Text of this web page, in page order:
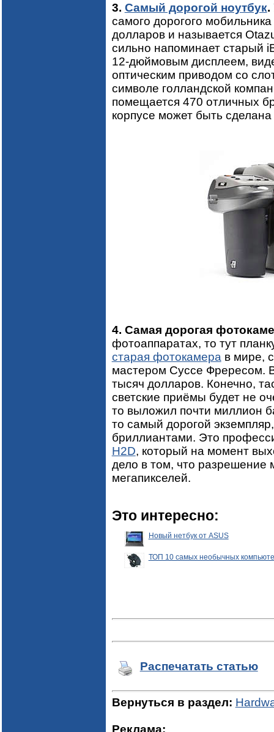
3. Самый дорогой ноутбук.
самого дорогого
долларов и называется
сильно напоминает старый
12-дюймовым дисплеем,
оптическим приводом со
символе голландской
помещается 470 отличных
корпусе может быть сделана
4. Самая дорогая
фотоаппаратах, то тут
старая фотокамера в мире,
мастером Суссе Фрересом.
тысяч долларов. Конечно,
светские приёмы будет не
то выложил почти миллион
то самый дорогой
бриллиантами. Это
H2D, который на момент
дело в том, что разрешение
мегапикселей.
Это интересно:
Новый нетбук от ASUS
ТОП 10 самых необычных
Распечатать статью
Вернуться в раздел:
Реклама: